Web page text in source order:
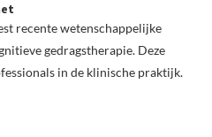
recente wetenschappelijke
gedragstherapie. Deze
in de klinische praktijk.